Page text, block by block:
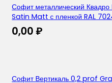
Софит металлический
Satin Matt с пленкой RAL
0,00 ₽
Софит Вертикаль 0,2 prof